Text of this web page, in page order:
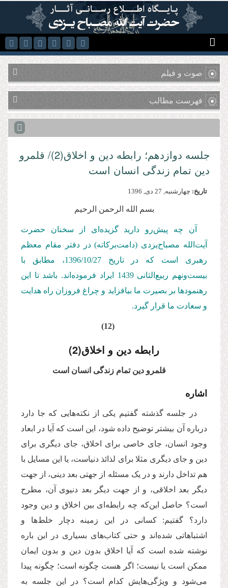
رفتن به محتوای اصلی
صوت و فیلم
فهرست مطالب
جلسه دوازدهم؛ رابطه دین و اخلاق(2)/ قلمرو
دین تمام زندگی انسان است
تاریخ: چهارشنبه, 27 دى, 1396
بسم الله الرحمن الرحیم
آن چه پیش‌رو دارید گزیده‌ای از سخنان حضرت
آیت‌الله مصباح‌یزدی (دامت‌بركاته) در دفتر مقام معظم
رهبری است كه در تاریخ 1396/10/27
، مطابق با
بیست‌ونهم ربیع‌الثانی 1439 ایراد فرموده‌اند. باشد تا این
رهنمودها بر بصیرت ما بیافزاید و چراغ فروزان راه هدایت
و سعادت ما قرار گیرد.
(12)
رابطه دین و اخلاق(2)
قلمرو دین تمام زندگی انسان است
اشاره
در جلسه گذشته گفتیم یکی از نکته‌هایی که جا دارد
درباره‌ آن بیشتر توضیح داده شود، این است که آیا در ابعاد
وجود انسان، جای خاصی برای اخلاق، جای دیگری برای
دین و جای دیگری مثلا برای لذائذ دنیاست، یا این‌ مسایل با
هم تداخل دارند و در یک مسئله از جهتی بعد دینی، از جهت
دیگر بعد اخلاقی، و از جهت دیگر بعد دنیوی آن، مطرح
است؟ حاصل این‌که چه رابطه‌ای بین اخلاق و دین وجود
دارد؟ گفتیم: کسانی در این زمینه دچار خلط‌ها و
اشتباهاتی شده‌اند و حتی کتاب‌های بسیاری در این باره
نوشته شده است که آیا اخلاق بدون دین و بدون ایمان
ممکن است یا نیست؛ اگر هست چگونه است؛ چگونه پیدا
می‌شود و ویژگی‌هایش کدام است؟ در این جلسه به